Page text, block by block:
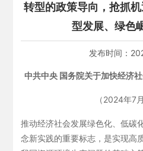
转型的政策导向，抢抓
型发展、绿色
发布时间：
中共中央 国务院关于加快经济
（2024年7
推动经济社会发展绿色化、低碳
念新实践的重要标志，是实现高